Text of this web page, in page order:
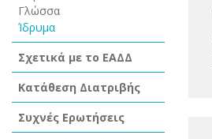
Γλώσσα
Ίδρυμα
Σχετικά με το ΕΑΔΔ
Κατάθεση Διατριβής
Συχνές Ερωτήσεις